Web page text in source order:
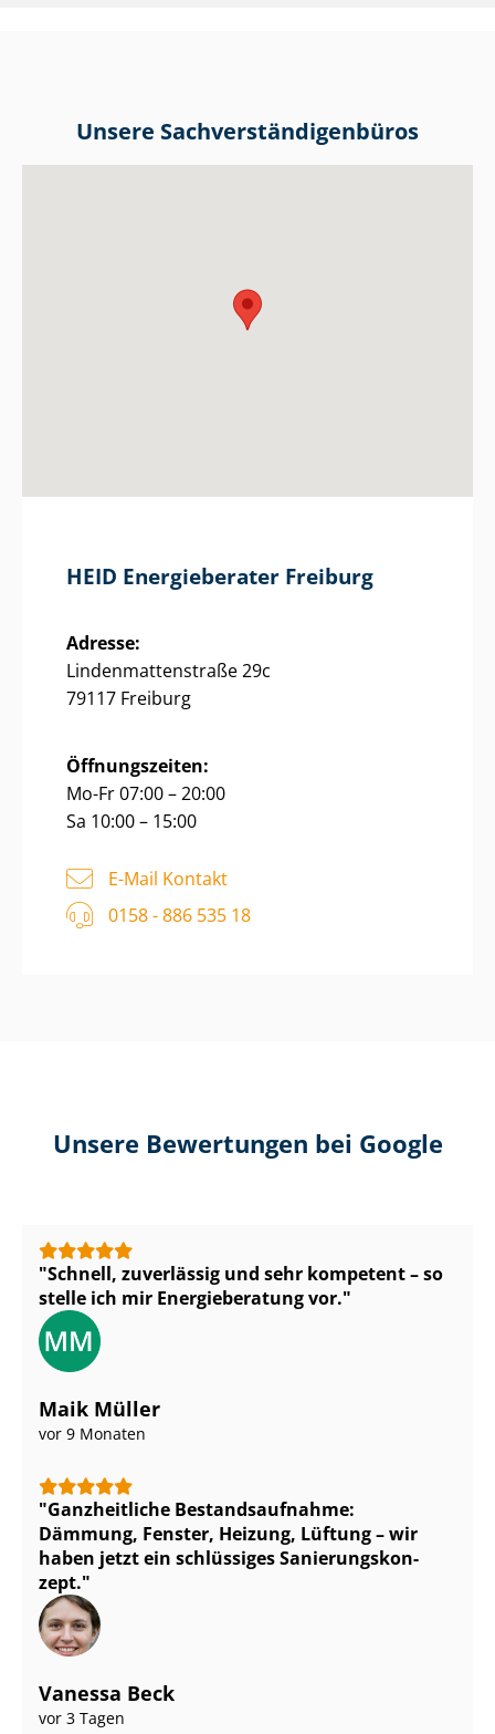
Unsere Sach­ver­stän­di­gen­bü­ros
HEID Energieberater Freiburg
Adresse:
Lin­den­mat­ten­stra­ße 29c
79117 Freiburg
Öffnungszeiten:
Mo-Fr 07:00 – 20:00
Sa 10:00 – 15:00
E-Mail Kontakt
0158 - 886 535 18
Unsere Bewertungen bei Google
Schnell, zuverlässig und sehr kompetent – so
stelle ich mir Energieberatung vor.
Maik Müller
vor 9 Monaten
Ganzheitliche Be­stands­auf­nah­me:
Dämmung, Fenster, Heizung, Lüftung – wir
haben jetzt ein schlüssiges Sa­nie­rungs­kon­
zept.
Vanessa Beck
vor 3 Tagen